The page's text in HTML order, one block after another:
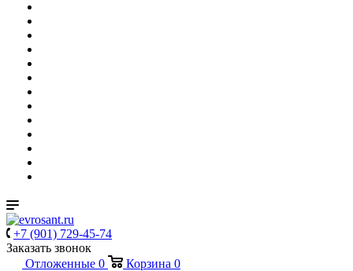
+7 (901) 729-45-74
Заказать звонок
Отложенные 0 Корзина 0